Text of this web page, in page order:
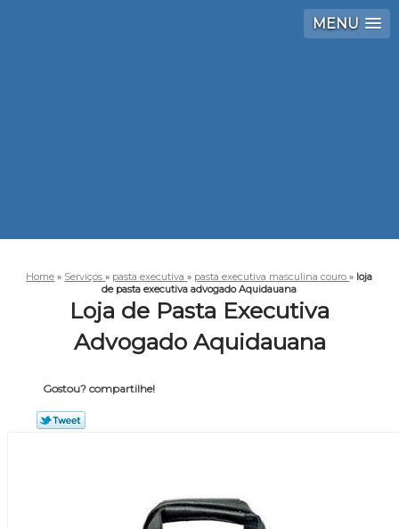
MENU
Home » Serviços» pasta executiva» pasta executiva masculina couro» loja
de pasta executiva advogado Aquidauana
Loja de Pasta Executiva
Advogado Aquidauana
Gostou? compartilhe!